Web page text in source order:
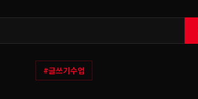
#글쓰기수업